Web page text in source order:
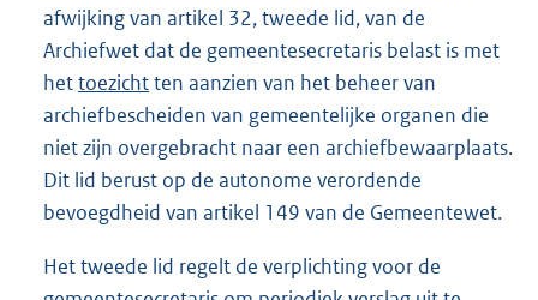
afwijking van artikel 32, tweede lid, van de
Archiefwet dat de gemeentesecretaris belast is met
hettoezichtten aanzien van het beheer van
archiefbescheiden van gemeentelijke organen die
niet zijn overgebracht naar een archiefbewaarplaats.
Dit lid berust op de autonome verordende
bevoegdheid van artikel 149 van de Gemeentewet.
Het tweede lid regelt de verplichting voor de